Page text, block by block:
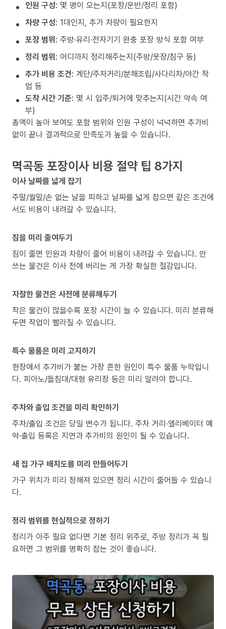
인원 구성: 몇 명이 오는지(포장/운반/정리 포함)
차량 구성: 1대인지, 추가 차량이 필요한지
포장 범위: 주방·유리·전자기기 완충 포장 방식 포함 여부
정리 범위: 어디까지 정리해주는지(주방/옷장/침구 등)
추가 비용 조건: 계단/주차거리/분해조립/사다리차/야간 작
업 등
도착 시간 기준: 몇 시 입주/퇴거에 맞추는지(시간 약속 여
부)
총액이 높아 보여도 포함 범위와 인원 구성이 넉넉하면 추가비
없이 끝나 결과적으로 만족도가 높을 수 있습니다.
멱곡동 포장이사 비용 절약 팁 8가지
이사 날짜를 넓게 잡기
주말/월말/손 없는 날을 피하고 날짜를 넓게 잡으면 같은 조건에
서도 비용이 내려갈 수 있습니다.
짐을 미리 줄여두기
짐이 줄면 인원과 차량이 줄어 비용이 내려갈 수 있습니다. 안
쓰는 물건은 이사 전에 버리는 게 가장 확실한 절감입니다.
자잘한 물건은 사전에 분류해두기
작은 물건이 많을수록 포장 시간이 늘 수 있습니다. 미리 분류해
두면 작업이 빨라질 수 있습니다.
특수 물품은 미리 고지하기
현장에서 추가비가 붙는 가장 흔한 원인이 특수 물품 누락입니
다. 피아노/돌침대/대형 유리장 등은 미리 알려야 합니다.
주차와 출입 조건을 미리 확인하기
주차/출입 조건은 당일 변수가 됩니다. 주차 거리·엘리베이터 예
약·출입 등록은 지연과 추가비의 원인이 될 수 있습니다.
새 집 가구 배치도를 미리 만들어두기
가구 위치가 미리 정해져 있으면 정리 시간이 줄어들 수 있습니
다.
정리 범위를 현실적으로 정하기
정리가 아주 필요 없다면 기본 정리 위주로, 주방 정리가 꼭 필
요하면 그 범위를 명확히 잡는 것이 좋습니다.